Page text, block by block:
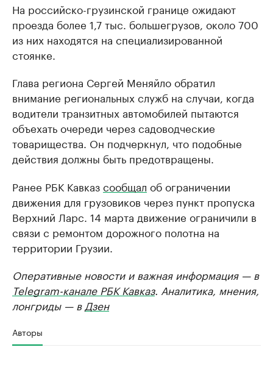
На российско-грузинской границе ожидают
проезда более 1,7 тыс. большегрузов, около 700
из них находятся на специализированной
стоянке.
Глава региона Сергей Меняйло обратил
внимание региональных служб на случаи, когда
водители транзитных автомобилей пытаются
объехать очереди через садоводческие
товарищества. Он подчеркнул, что подобные
действия должны быть предотвращены.
Ранее РБК Кавказсообщал об ограничении
движения для грузовиков через пункт пропуска
Верхний Ларс. 14 марта движение ограничили в
связи с ремонтом дорожного полотна на
территории Грузии.
Оперативные новости и важная информация — в
Telegram-канале РБК Кавказ. Аналитика, мнения,
лонгриды — в Дзен
Авторы